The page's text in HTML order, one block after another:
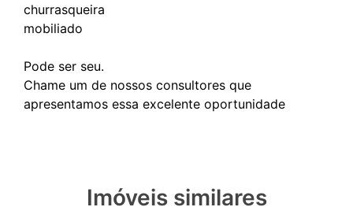
churrasqueira
mobiliado
Pode ser seu.
Chame um de nossos consultores que
Imóveis similares